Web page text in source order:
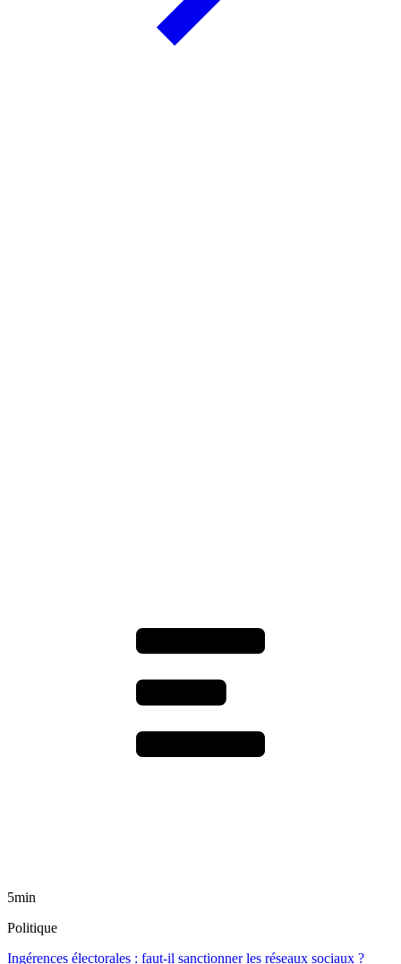
5min
Politique
Ingérences électorales : faut-il sanctionner les réseaux sociaux ?